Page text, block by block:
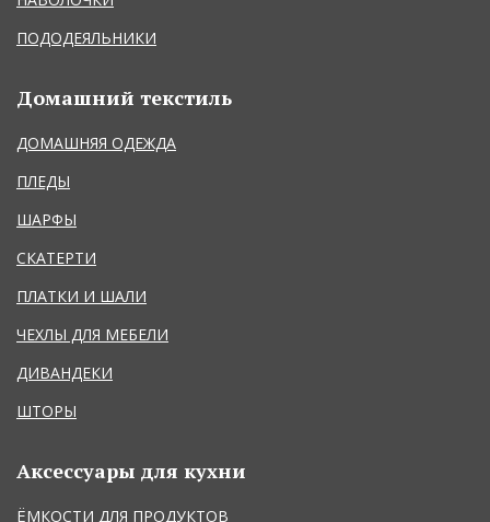
ПОДОДЕЯЛЬНИКИ
Домашний текстиль
ДОМАШНЯЯ ОДЕЖДА
ПЛЕДЫ
ШАРФЫ
СКАТЕРТИ
ПЛАТКИ И ШАЛИ
ЧЕХЛЫ ДЛЯ МЕБЕЛИ
ДИВАНДЕКИ
ШТОРЫ
Аксессуары для кухни
ЁМКОСТИ ДЛЯ ПРОДУКТОВ